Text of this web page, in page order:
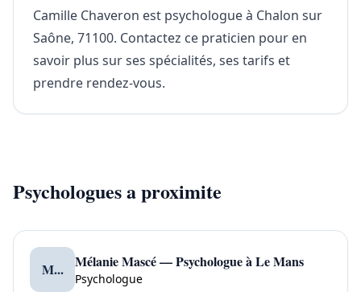
Camille Chaveron est psychologue à Chalon sur
Saône, 71100. Contactez ce praticien pour en
savoir plus sur ses spécialités, ses tarifs et
prendre rendez-vous.
Psychologues a proximite
M... Mélanie Mascé — Psychologue à Le Mans
Psychologue